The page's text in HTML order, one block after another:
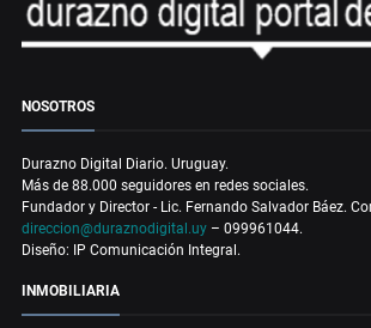
NOSOTROS
Durazno Digital Diario. Uruguay.
Más de 88.000 seguidores en redes sociales.
Fundador y Director - Lic. Fernando Salvador Báez.
direccion@duraznodigital.uy – 099961044.
Diseño: IP Comunicación Integral.
INMOBILIARIA